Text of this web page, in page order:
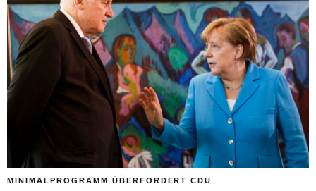
MINIMALPROGRAMM ÜBERFORDERT CDU